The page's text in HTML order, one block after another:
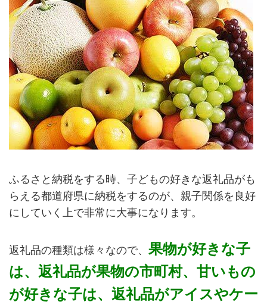
ふるさと納税をする時、子どもの好きな返礼品がも
らえる都道府県に納税をするのが、親子関係を良好
にしていく上で非常に大事になります。
返礼品の種類は様々なので、 果物が好きな子
は、返礼品が果物の市町村、甘いもの
が好きな子は、返礼品がアイスやケー